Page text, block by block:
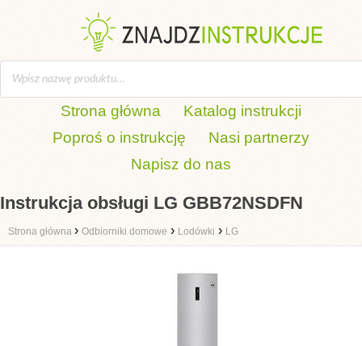
Strona główna
Katalog instrukcji
Poproś o instrukcję
Nasi partnerzy
Napisz do nas
Instrukcja obsługi LG GBB72NSDFN
Strona główna › Odbiorniki domowe › Lodówki › LG